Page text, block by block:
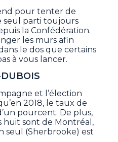
pour tenter de
seul parti toujours
la Confédération.
les murs afin
le dos que certains
à vous lancer.
et l’élection
2018, le taux de
pourcent. De plus,
huit sont de Montréal,
seul (Sherbrooke) est